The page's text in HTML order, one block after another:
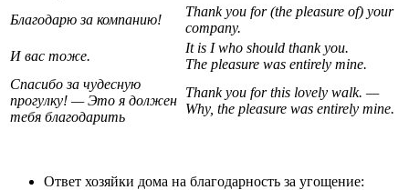
Благодарю за компанию!
Thank you for (the pleasure of) your
company.
И вас тоже.
It is I who should thank you.
The pleasure was entirely mine.
Спасибо за чудесную
прогулку! — Это я должен
тебя благодарить
Thank you for this lovely walk. —
Why, the pleasure was entirely mine.
Ответ хозяйки дома на благодарность за угощение: